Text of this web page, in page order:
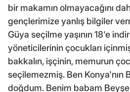
bir makamın olmayacağını
gençlerimize yanlış bilgiler
Güya seçilme yaşının 18'e
yöneticilerinin çocukları
bakkalın, işçinin, memurun
seçilemezmiş. Ben Konya'nın
doğdum. Benim babam